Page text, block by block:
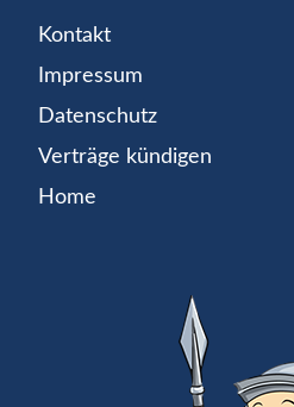
Kontakt
Impressum
Datenschutz
Verträge kündigen
Home